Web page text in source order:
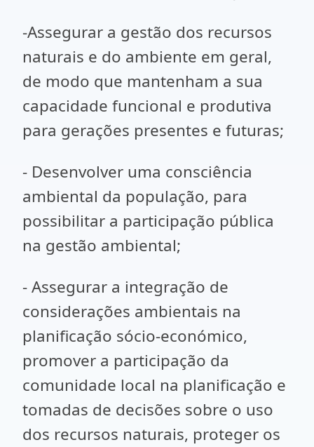
-Assegurar a gestão dos recursos
naturais e do ambiente em geral,
de modo que mantenham a sua
capacidade funcional e produtiva
para gerações presentes e futuras;
- Desenvolver uma consciência
ambiental da população, para
possibilitar a participação pública
na gestão ambiental;
- Assegurar a integração de
considerações ambientais na
planificação sócio-económico,
promover a participação da
comunidade local na planificação e
tomadas de decisões sobre o uso
dos recursos naturais, proteger os